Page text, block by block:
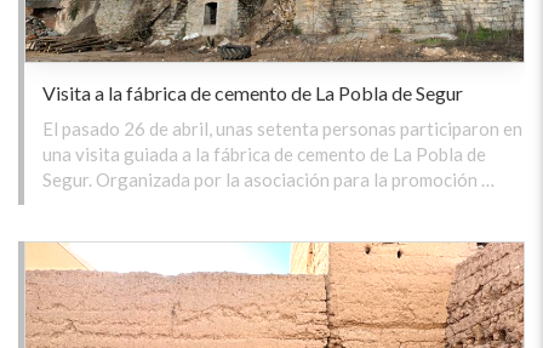
Visita a la fábrica de cemento de La Pobla de Segur
El pasado 26 de abril, unas setenta personas participaron en
una visita guiada a la fábrica de cemento de La Pobla de
Segur. Organizada por la asociación para la promoción …